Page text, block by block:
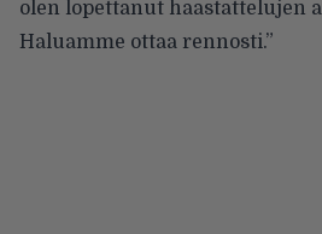
olen lopettanut haastattelujen
Haluamme ottaa rennosti.”